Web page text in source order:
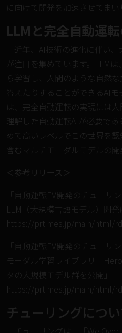
に向けて開発を加速させてまい
LLMと完全自動運
近年、AI技術の進化に伴い、
が注目を集めています。LLMは
ら学習し、人間のような自然な
答えたりすることができるAIモ
は、完全自動運転の実現には
理解した自動運転AIが必要で
めて高いレベルでこの世界を
含むマルチモーダルモデルの開
＜参考リリース＞
「自動運転EV開発のチューリ
LLM（大規模言語モデル）開発
https://prtimes.jp/main/html/
「自動運転EV開発のチューリ
モーダル学習ライブラリ「
タの大規模モデル群を公開」
https://prtimes.jp/main/html/
チューリングにつ